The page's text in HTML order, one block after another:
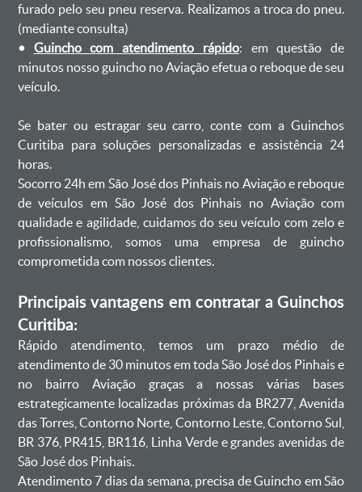
furado pelo seu pneu reserva. Realizamos a troca do pneu.
(mediante consulta)
• Guincho com atendimento rápido: em questão de
minutos nosso guincho no Aviação efetua o reboque de seu
veículo.
Se bater ou estragar seu carro, conte com a Guinchos
Curitiba para soluções personalizadas e assistência 24
horas.
Socorro 24h em São José dos Pinhais no Aviação e reboque
de veículos em São José dos Pinhais no Aviação com
qualidade e agilidade, cuidamos do seu veículo com zelo e
profissionalismo, somos uma empresa de guincho
comprometida com nossos clientes.
Principais vantagens em contratar a Guinchos
Curitiba:
Rápido atendimento, temos um prazo médio de
atendimento de 30 minutos em toda São José dos Pinhais e
no bairro Aviação graças a nossas várias bases
estrategicamente localizadas próximas da BR277, Avenida
das Torres, Contorno Norte, Contorno Leste, Contorno Sul,
BR 376, PR415, BR116, Linha Verde e grandes avenidas de
São José dos Pinhais.
Atendimento 7 dias da semana, precisa de Guincho em São